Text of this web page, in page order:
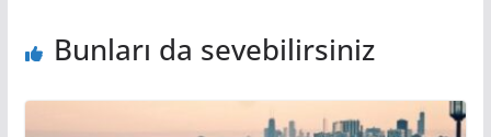
Bunları da sevebilirsiniz